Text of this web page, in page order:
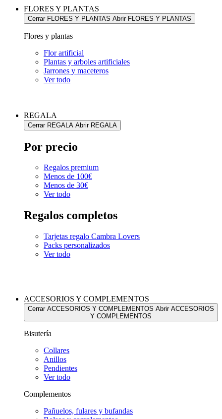
FLORES Y PLANTAS
Cerrar FLORES Y PLANTAS Abrir FLORES Y PLANTAS
Flores y plantas
Flor artificial
Plantas y arboles artificiales
Jarrones y maceteros
Ver todo
REGALA
Cerrar REGALA Abrir REGALA
Por precio
Regalos premium
Menos de 100€
Menos de 30€
Ver todo
Regalos completos
Tarjetas regalo Cambra Lovers
Packs personalizados
Ver todo
ACCESORIOS Y COMPLEMENTOS
Cerrar ACCESORIOS Y COMPLEMENTOS Abrir ACCESORIOS
Y COMPLEMENTOS
Bisutería
Collares
Anillos
Pendientes
Ver todo
Complementos
Pañuelos, fulares y bufandas